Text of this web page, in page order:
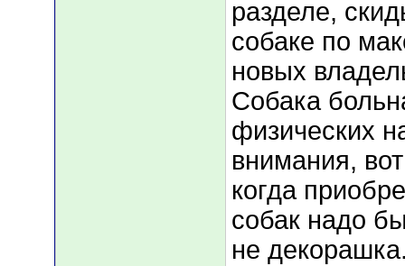
разделе,
собаке по
новых
Собака
физических
внимания,
когда
собак надо
не